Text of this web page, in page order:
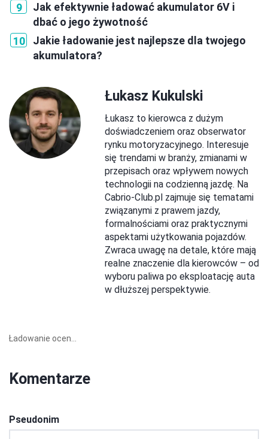
Jak efektywnie ładować akumulator 6V i
dbać o jego żywotność
Jakie ładowanie jest najlepsze dla twojego
akumulatora?
Łukasz Kukulski
Łukasz to kierowca z dużym
doświadczeniem oraz obserwator
rynku motoryzacyjnego. Interesuje
się trendami w branży, zmianami w
przepisach oraz wpływem nowych
technologii na codzienną jazdę. Na
Cabrio-Club.pl zajmuje się tematami
związanymi z prawem jazdy,
formalnościami oraz praktycznymi
aspektami użytkowania pojazdów.
Zwraca uwagę na detale, które mają
realne znaczenie dla kierowców – od
wyboru paliwa po eksploatację auta
w dłuższej perspektywie.
Ładowanie ocen...
Komentarze
Pseudonim